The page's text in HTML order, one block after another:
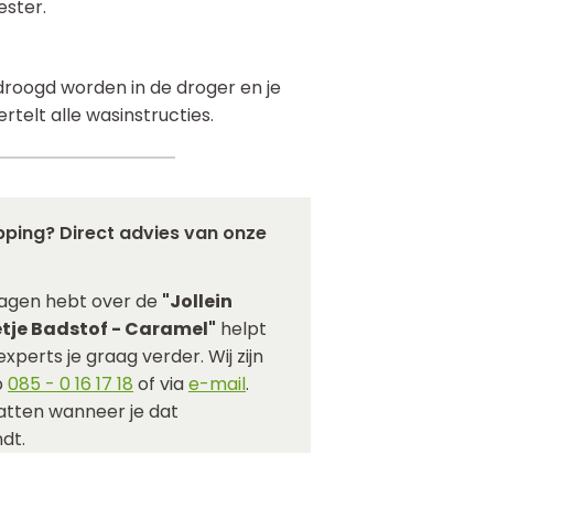
worden in de droger en je
alle wasinstructies.
Direct advies van onze
hebt over de "Jollein
Badstof - Caramel" helpt
je graag verder. Wij zijn
085 - 0 16 17 18 of viae-mail.
wanneer je dat